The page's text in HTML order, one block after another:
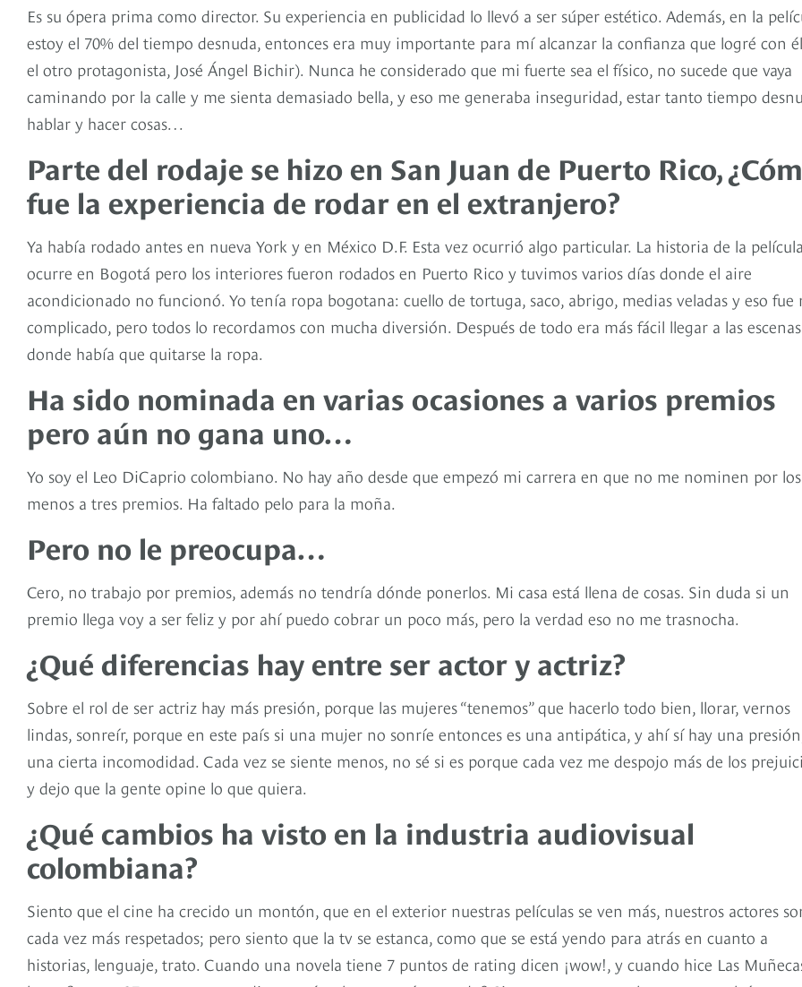
Es su ópera prima como director. Su experiencia en publicidad lo llevó a ser súper estético. Además, en la
estoy el 70% del tiempo desnuda, entonces era muy importante para mí alcanzar la confianza que logré con
el otro protagonista, José Ángel Bichir). Nunca he considerado que mi fuerte sea el físico, no sucede que vaya
caminando por la calle y me sienta demasiado bella, y eso me generaba inseguridad, estar tanto tiempo
hablar y hacer cosas…
Parte del rodaje se hizo en San Juan de Puerto Rico,
fue la experiencia de rodar en el extranjero?
Ya había rodado antes en nueva York y en México D.F. Esta vez ocurrió algo particular. La historia de la película
ocurre en Bogotá pero los interiores fueron rodados en Puerto Rico y tuvimos varios días donde el aire
acondicionado no funcionó. Yo tenía ropa bogotana: cuello de tortuga, saco, abrigo, medias veladas y eso fue
complicado, pero todos lo recordamos con mucha diversión. Después de todo era más fácil llegar a las escenas
donde había que quitarse la ropa.
Ha sido nominada en varias ocasiones a varios premios
pero aún no gana uno…
Yo soy el Leo DiCaprio colombiano. No hay año desde que empezó mi carrera en que no me nominen por los
menos a tres premios. Ha faltado pelo para la moña.
Pero no le preocupa…
Cero, no trabajo por premios, además no tendría dónde ponerlos. Mi casa está llena de cosas. Sin duda si un
premio llega voy a ser feliz y por ahí puedo cobrar un poco más, pero la verdad eso no me trasnocha.
¿Qué diferencias hay entre ser actor y actriz?
Sobre el rol de ser actriz hay más presión, porque las mujeres “tenemos” que hacerlo todo bien, llorar, vernos
lindas, sonreír, porque en este país si una mujer no sonríe entonces es una antipática, y ahí sí hay una
una cierta incomodidad. Cada vez se siente menos, no sé si es porque cada vez me despojo más de los
y dejo que la gente opine lo que quiera.
¿Qué cambios ha visto en la industria audiovisual
colombiana?
Siento que el cine ha crecido un montón, que en el exterior nuestras películas se ven más, nuestros actores
cada vez más respetados; pero siento que la tv se estanca, como que se está yendo para atrás en cuanto a
historias, lenguaje, trato. Cuando una novela tiene 7 puntos de rating dicen ¡wow!, y cuando hice Las